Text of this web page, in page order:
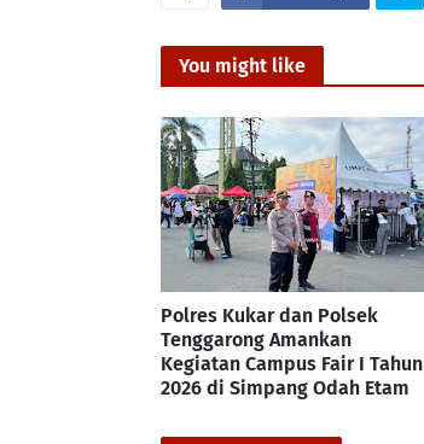
You might like
Polres Kukar dan Polsek
Tenggarong Amankan
Kegiatan Campus Fair I Tahun
2026 di Simpang Odah Etam